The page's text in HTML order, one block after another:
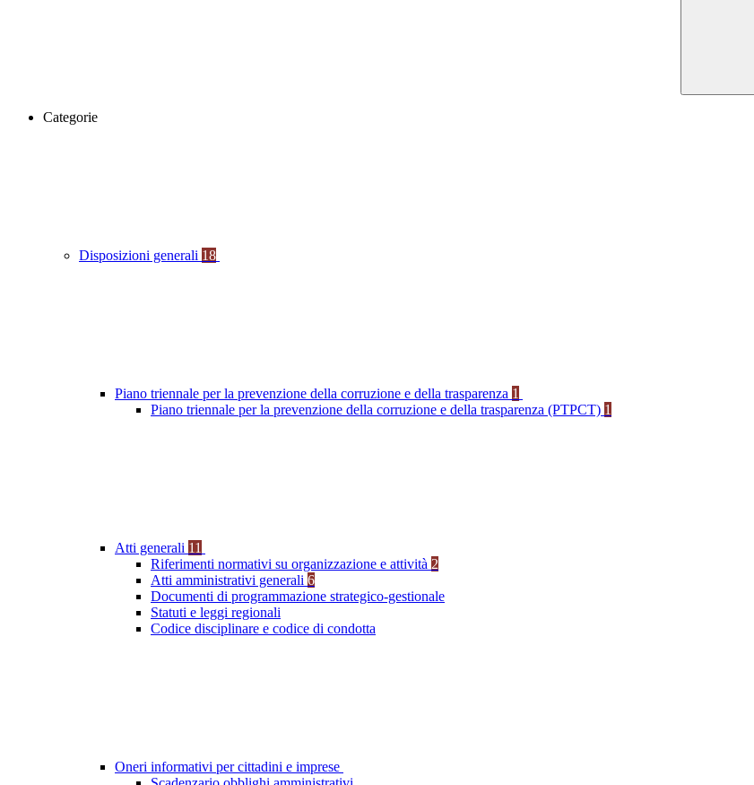
Categorie
Disposizioni generali 18
Piano triennale per la prevenzione della corruzione e della trasparenza 1
Piano triennale per la prevenzione della corruzione e della trasparenza (PTPCT) 1
Atti generali 11
Riferimenti normativi su organizzazione e attività 2
Atti amministrativi generali 6
Documenti di programmazione strategico-gestionale
Statuti e leggi regionali
Codice disciplinare e codice di condotta
Oneri informativi per cittadini e imprese